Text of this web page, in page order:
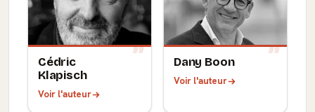
Cédric
Klapisch
Voir l'auteur
Dany Boon
Voir l'auteur